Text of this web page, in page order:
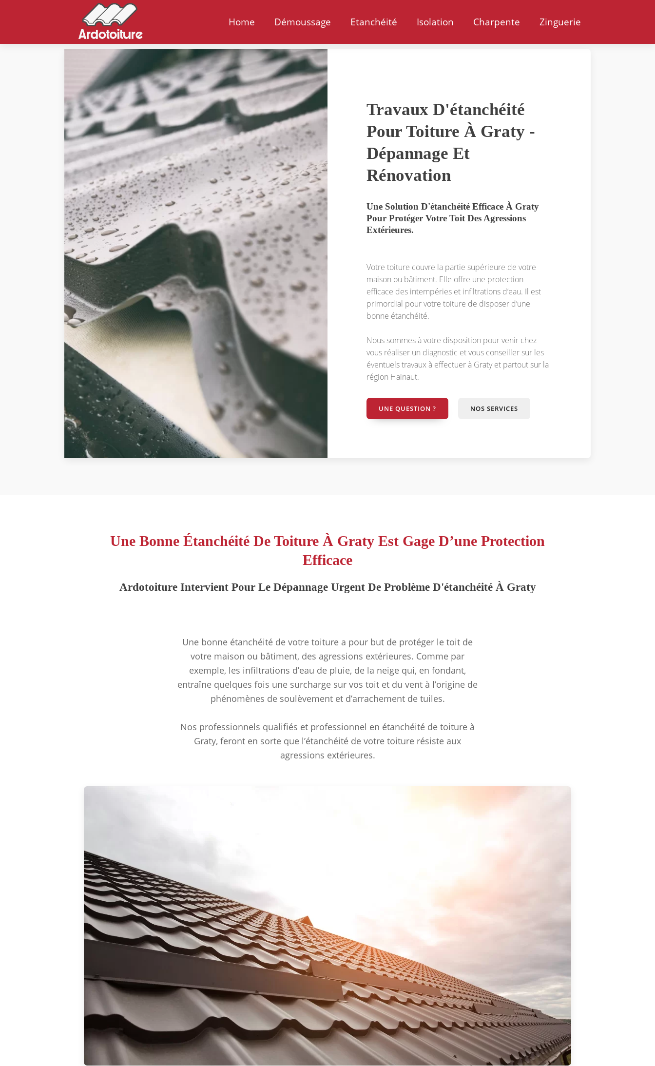
Home Démoussage Etanchéité Isolation Charpente Zinguerie
Travaux D'étanchéité
Pour Toiture À Graty -
Dépannage Et
Rénovation
Une Solution D'étanchéité Efficace À Graty
Pour Protéger Votre Toit Des Agressions
Extérieures.
Votre toiture couvre la partie supérieure de votre
maison ou bâtiment. Elle offre une protection
efficace des intempéries et infiltrations d’eau. Il est
primordial pour votre toiture de disposer d’une
bonne étanchéité.
Nous sommes à votre disposition pour venir chez
vous réaliser un diagnostic et vous conseiller sur les
éventuels travaux à effectuer à Graty et partout sur la
région Hainaut.
UNE QUESTION ? NOS SERVICES
Une Bonne Étanchéité De Toiture À Graty Est Gage D’une Protection
Efficace
Ardotoiture Intervient Pour Le Dépannage Urgent De Problème D'étanchéité À Graty
Une bonne étanchéité de votre toiture a pour but de protéger le toit de
votre maison ou bâtiment, des agressions extérieures. Comme par
exemple, les infiltrations d’eau de pluie, de la neige qui, en fondant,
entraîne quelques fois une surcharge sur vos toit et du vent à l’origine de
phénomènes de soulèvement et d’arrachement de tuiles.
Nos professionnels qualifiés et professionnel en étanchéité de toiture à
Graty, feront en sorte que l’étanchéité de votre toiture résiste aux
agressions extérieures.